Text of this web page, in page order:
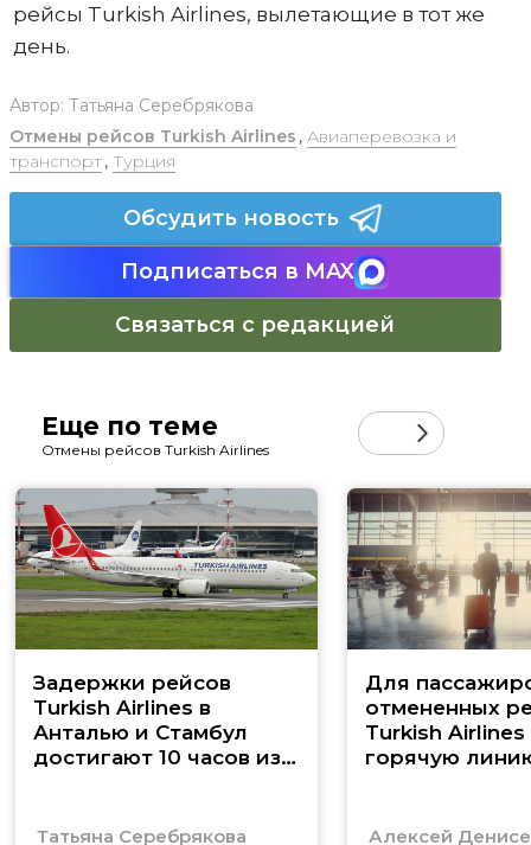
рейсы Turkish Airlines, вылетающие в тот же
день.
Автор: Татьяна Серебрякова
Отмены рейсов Turkish Airlines , Авиаперевозка и
транспорт, Турция
Обсудить новость
Подписаться в MAX
Связаться с редакцией
Еще по теме
Отмены рейсов Turkish Airlines
Задержки рейсов
Turkish Airlines в
Анталью и Стамбул
достигают 10 часов из-
Татьяна Серебрякова
Для
отмененных
Turkish
горячую
Алексей